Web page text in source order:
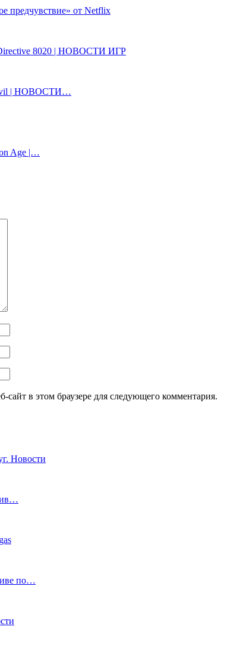
предчувствие» от Netflix
Directive 8020 | НОВОСТИ ИГР
Evil | НОВОСТИ…
Age |…
в этом браузере для следующего комментария.
Новости
по…